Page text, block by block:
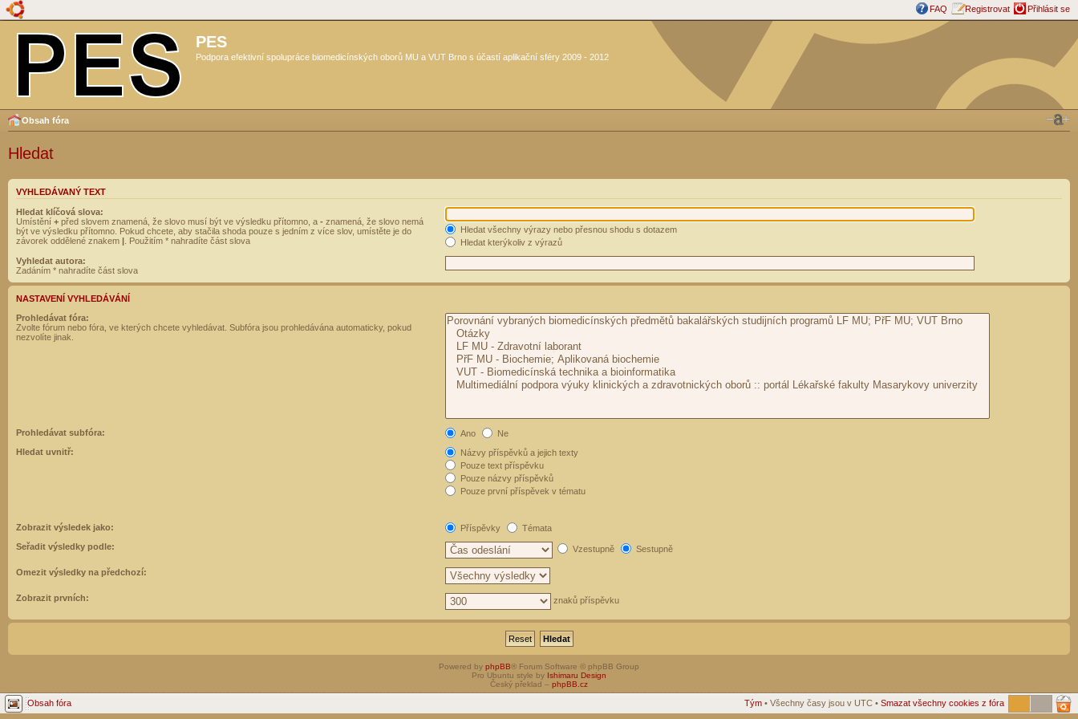
FAQ Registrovat Přihlásit se
PES
Podpora efektivní spolupráce biomedicínských oborů MU a VUT Brno s účastí aplikační sféry 2009 - 2012
Obsah fóra
Hledat
VYHLEDÁVANÝ TEXT
Hledat klíčová slova:
Umístění + před slovem znamená, že slovo musí být ve výsledku přítomno, a - znamená, že slovo nemá
být ve výsledku přítomno. Pokud chcete, aby stačila shoda pouze s jedním z více slov, umístěte je do
závorek oddělené znakem | . Použitím * nahradíte část slova
Hledat všechny výrazy nebo přesnou shodu s dotazem
Hledat kterýkoliv z výrazů
Vyhledat autora:
Zadáním * nahradíte část slova
NASTAVENÍ VYHLEDÁVÁNÍ
Prohledávat fóra:
Zvolte fórum nebo fóra, ve kterých chcete vyhledávat. Subfóra jsou prohledávána automaticky, pokud
nezvolíte jinak.
Prohledávat subfóra: Ano
Ne
Hledat uvnitř:
Názvy příspěvků a jejich texty
Pouze text příspěvku
Pouze názvy příspěvků
Pouze první příspěvek v tématu
Zobrazit výsledek jako: Příspěvky
Témata
Seřadit výsledky podle:
Vzestupně Sestupně
Omezit výsledky na předchozí:
Zobrazit prvních: znaků příspěvku
Powered by phpBB® Forum Software © phpBB Group
Pro Ubuntu style by Ishimaru Design
Český překlad – phpBB.cz
Obsah fóra Tým • Všechny časy jsou v UTC • Smazat všechny cookies z fóra